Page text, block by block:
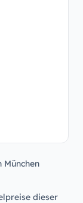
dieser